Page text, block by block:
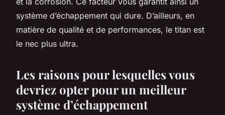
système d’échappement qui dure. D’ailleurs, en
matière de qualité et de performances, le titan est
le nec plus ultra.
Les raisons pour lesquelles vous
devriez opter pour un meilleur
système d’échappement